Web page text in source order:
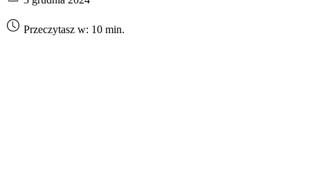
Przeczytasz w: 10 min.